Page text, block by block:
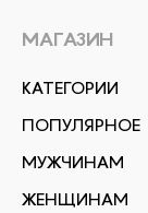
МАГАЗИН
КАТЕГОРИИ
ПОПУЛЯРНОЕ
МУЖЧИНАМ
ЖЕНЩИНАМ